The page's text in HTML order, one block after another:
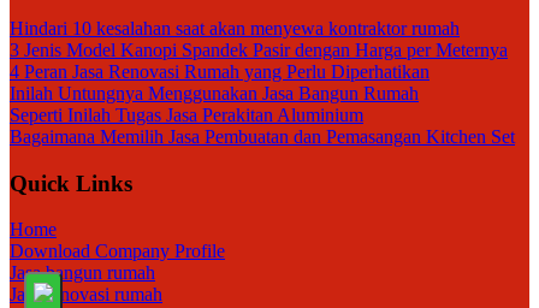
Hindari 10 kesalahan saat akan menyewa kontraktor rumah
3 Jenis Model Kanopi Spandek Pasir dengan Harga per Meternya
4 Peran Jasa Renovasi Rumah yang Perlu Diperhatikan
Inilah Untungnya Menggunakan Jasa Bangun Rumah
Seperti Inilah Tugas Jasa Perakitan Aluminium
Bagaimana Memilih Jasa Pembuatan dan Pemasangan Kitchen Set
Quick Links
Home
Download Company Profile
Jasa bangun rumah
Jasa renovasi rumah